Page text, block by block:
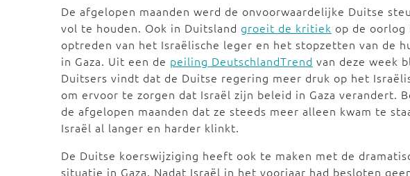
De afgelopen maanden werd de onvoorwaardelijke Duitse
vol te houden. Ook in Duitsland groeit de kritiek op de oorlog
optreden van het Israëlische leger en het stopzetten van de
in Gaza. Uit een de peiling DeutschlandTrend van deze week
Duitsers vindt dat de Duitse regering meer druk op het
om ervoor te zorgen dat Israël zijn beleid in Gaza verandert.
de afgelopen maanden dat ze steeds meer alleen kwam te
Israël al langer en harder klinkt.
De Duitse koerswijziging heeft ook te maken met de
situatie in Gaza. Nadat Israël in het voorjaar had besloten